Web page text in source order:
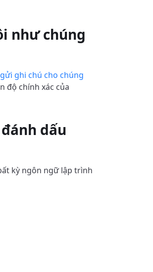
như chúng
gửi ghi chú cho chúng
độ chính xác của
dấu
kỳ ngôn ngữ lập trình